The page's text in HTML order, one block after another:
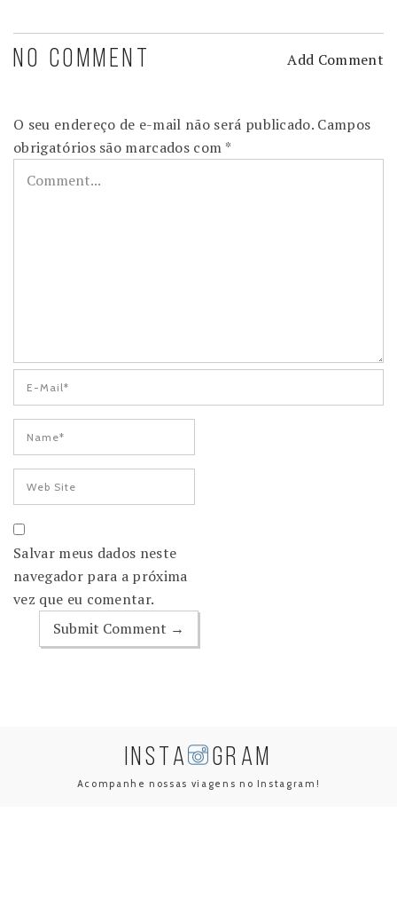
NO COMMENT Add Comment
O seu endereço de e-mail não será publicado. Campos
obrigatórios são marcados com *
Salvar meus dados neste
navegador para a próxima
vez que eu comentar.
INSTA GRAM
Acompanhe nossas viagens no Instagram!